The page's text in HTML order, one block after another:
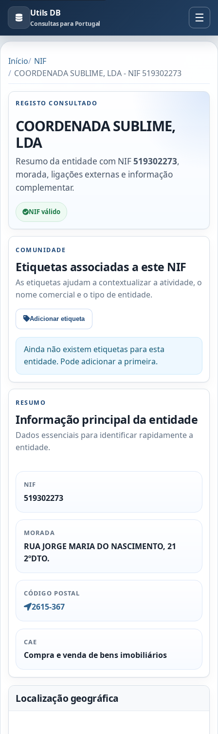
Utils DB
Consultas para Portugal
Início
NIF
COORDENADA SUBLIME, LDA - NIF 519302273
REGISTO CONSULTADO
COORDENADA SUBLIME,
LDA
Resumo da entidade com NIF519302273,
morada, ligações externas e informação
complementar.
NIF válido
COMUNIDADE
Etiquetas associadas a este NIF
As etiquetas ajudam a contextualizar a atividade, o
nome comercial e o tipo de entidade.
Adicionar etiqueta
Ainda não existem etiquetas para esta
entidade. Pode adicionar a primeira.
RESUMO
Informação principal da entidade
Dados essenciais para identificar rapidamente a
entidade.
NIF
519302273
MORADA
RUA JORGE MARIA DO NASCIMENTO, 21
2ºDTO.
CÓDIGO POSTAL
2615-367
CAE
Compra e venda de bens imobiliários
Localização geográfica